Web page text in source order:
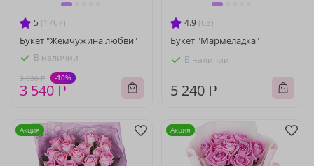
5 (1767)
Букет "Жемчужина любви"
В наличии
3 930 ₽ -10%
3 540 ₽
4.9 (63)
Букет "Мармеладка"
В наличии
5 240 ₽
Акция Акция